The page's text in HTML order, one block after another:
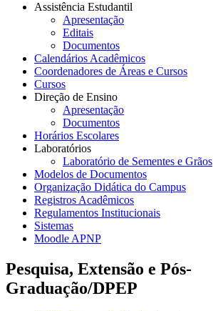
Assistência Estudantil
Apresentação
Editais
Documentos
Calendários Acadêmicos
Coordenadores de Áreas e Cursos
Cursos
Direção de Ensino
Apresentação
Documentos
Horários Escolares
Laboratórios
Laboratório de Sementes e Grãos
Modelos de Documentos
Organização Didática do Campus
Registros Acadêmicos
Regulamentos Institucionais
Sistemas
Moodle APNP
Pesquisa, Extensão e Pós-
Graduação/DPEP